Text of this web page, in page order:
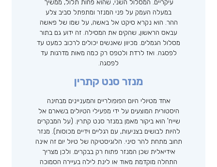
עיקריים. המסלול השני, שהוא פחות תלול, ממשיך
במעלה העמק על פני המנזר ומתפתל סביב צלע
ההר. הוא נקרא סיקט אל באשה, על שמו של פאשה
עבאס הראשון, שהקים את המסילה. זה ידוע גם בתור
מסלול הגמלים. מכיוון שאנשים יכולים לרכוב כמעט עד
לפסגה. ואז לרדת ולטפס רק כמה מאות מדרגות עד
לפסגה.
מנזר סנט קתרין
אחד מטיולי היום הפופולריים והמעניינים מבחינה
היסטורית המוצעים על ידי מפעילי הטיולים בשארם אל
שייח' הוא ביקור מאמן במנזר סנט קתרין. (על המבקרים
להיות לבושים בצניעות, עם רגליים וידיים מכוסות). מנזר
תחוב מתחת להר סיני. הלוגיסטיקה של טיול יום זה אינה
אידיאלית שכן המנזר פתוח רק בבקרים. ולכן מצריך
התחלה מוקדמת מאוד או לינת לילה בעיירה הסמוכה